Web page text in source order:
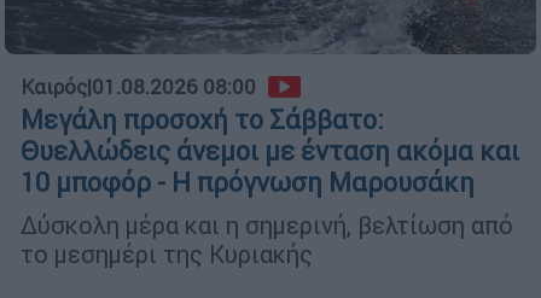
Καιρός|01.08.2026 08:00
Μεγάλη προσοχή το Σάββατο:
Θυελλώδεις άνεμοι με ένταση ακόμα και
10 μποφόρ - Η πρόγνωση Μαρουσάκη
Δύσκολη μέρα και η σημερινή, βελτίωση από
το μεσημέρι της Κυριακής